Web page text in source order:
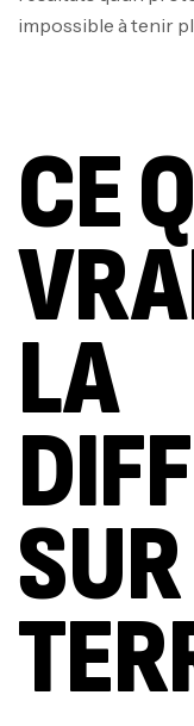
impossible à tenir
CE
LA